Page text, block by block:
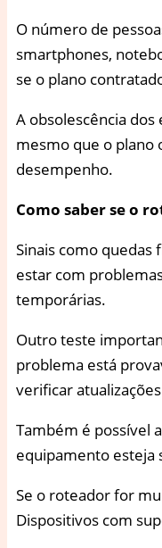
O número de
smartphones,
se o plano
A obsolescência
mesmo que o plano
desempenho.
Como saber se o
Sinais como quedas
estar com
temporárias.
Outro teste
problema está
verificar
Também é possível
equipamento esteja
Se o roteador for
Dispositivos com